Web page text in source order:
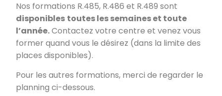
Nos formations R.485, R.486 et R.489 sont
disponibles toutes les semaines et toute
l’année.Contactez votre centre et venez vous
former quand vous le désirez (dans la limite des
places disponibles).
Pour les autres formations, merci de regarder le
planning ci-dessous.